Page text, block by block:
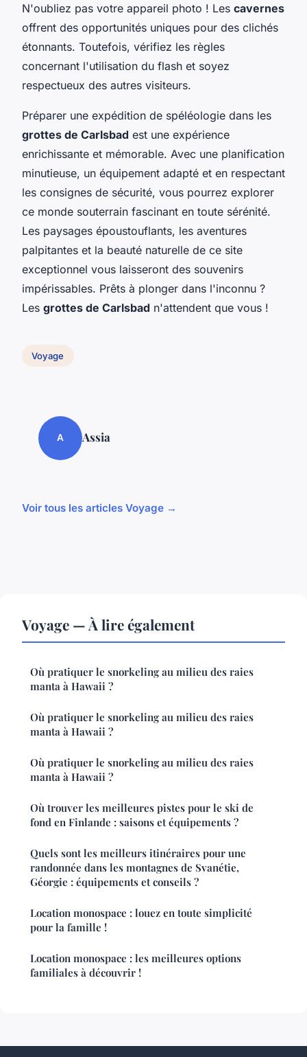
N'oubliez pas votre appareil photo ! Les cavernes
offrent des opportunités uniques pour des clichés
étonnants. Toutefois, vérifiez les règles
concernant l'utilisation du flash et soyez
respectueux des autres visiteurs.
Préparer une expédition de spéléologie dans les
grottes de Carlsbad est une expérience
enrichissante et mémorable. Avec une planification
minutieuse, un équipement adapté et en respectant
les consignes de sécurité, vous pourrez explorer
ce monde souterrain fascinant en toute sérénité.
Les paysages époustouflants, les aventures
palpitantes et la beauté naturelle de ce site
exceptionnel vous laisseront des souvenirs
impérissables. Prêts à plonger dans l'inconnu ?
Les grottes de Carlsbad n'attendent que vous !
Voyage
A Assia
Voir tous les articles Voyage →
Voyage — À lire également
Où pratiquer le snorkeling au milieu des raies
manta à Hawaii ?
Où pratiquer le snorkeling au milieu des raies
manta à Hawaii ?
Où pratiquer le snorkeling au milieu des raies
manta à Hawaii ?
Où trouver les meilleures pistes pour le ski de
fond en Finlande : saisons et équipements ?
Quels sont les meilleurs itinéraires pour une
randonnée dans les montagnes de Svanétie,
Géorgie : équipements et conseils ?
Location monospace : louez en toute simplicité
pour la famille !
Location monospace : les meilleures options
familiales à découvrir !